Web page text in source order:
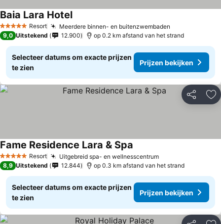
5 Sterren Resort Meerdere binnen- en buitenzwembaden
Baia Lara Hotel
9,0 Uitstekend 12.900 op 0.2 km afstand van het strand
Selecteer datums om exacte prijzen
te zien
Prijzen bekijken
Delen
5 Sterren Resort Uitgebreid spa- en wellnesscentrum
Fame Residence Lara & Spa
8,9 Uitstekend 12.844 op 0.3 km afstand van het strand
Selecteer datums om exacte prijzen
te zien
Prijzen bekijken